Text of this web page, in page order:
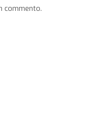
commento.